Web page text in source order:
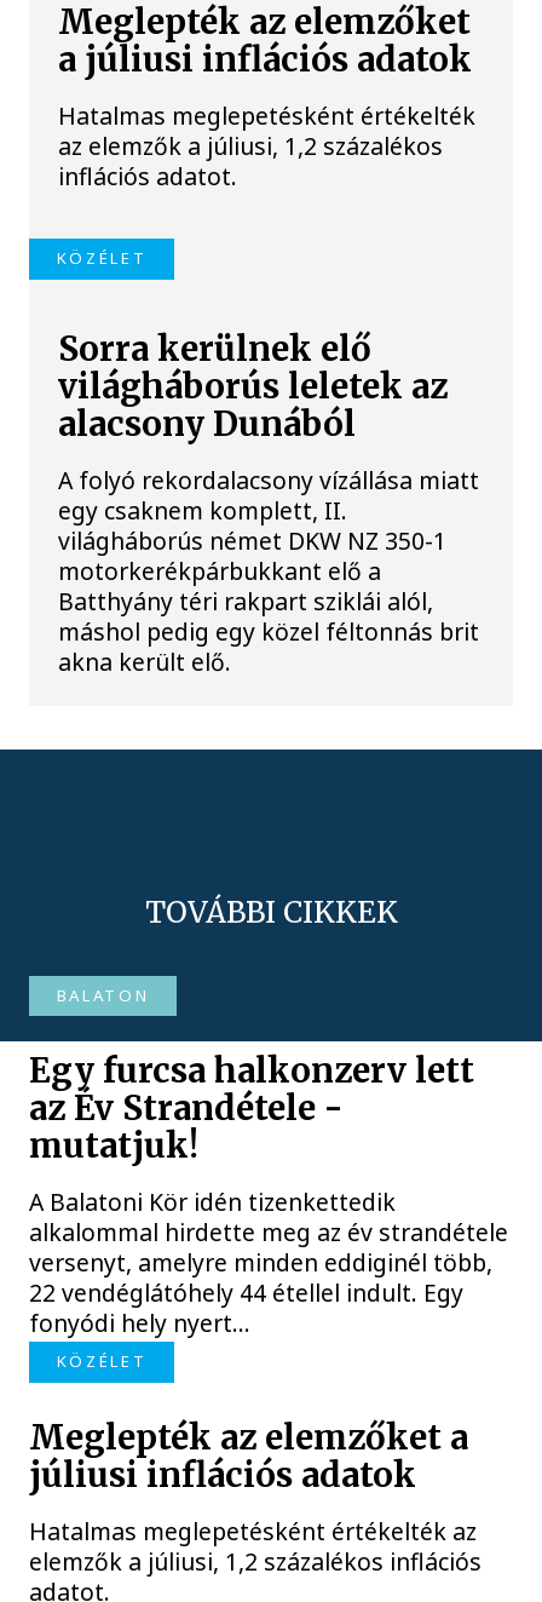
Meglepték az elemzőket
a júliusi inflációs adatok
Hatalmas meglepetésként értékelték
az elemzők a júliusi, 1,2 százalékos
inflációs adatot.
KÖZÉLET
Sorra kerülnek elő
világháborús leletek az
alacsony Dunából
A folyó rekordalacsony vízállása miatt
egy csaknem komplett, II.
világháborús német DKW NZ 350-1
motorkerékpárbukkant elő a
Batthyány téri rakpart sziklái alól,
máshol pedig egy közel féltonnás brit
akna került elő.
TOVÁBBI CIKKEK
BALATON
Egy furcsa halkonzerv lett
az Év Strandétele -
mutatjuk!
A Balatoni Kör idén tizenkettedik
alkalommal hirdette meg az év strandétele
versenyt, amelyre minden eddiginél több,
22 vendéglátóhely 44 étellel indult. Egy
fonyódi hely nyert...
KÖZÉLET
Meglepték az elemzőket a
júliusi inflációs adatok
Hatalmas meglepetésként értékelték az
elemzők a júliusi, 1,2 százalékos inflációs
adatot.